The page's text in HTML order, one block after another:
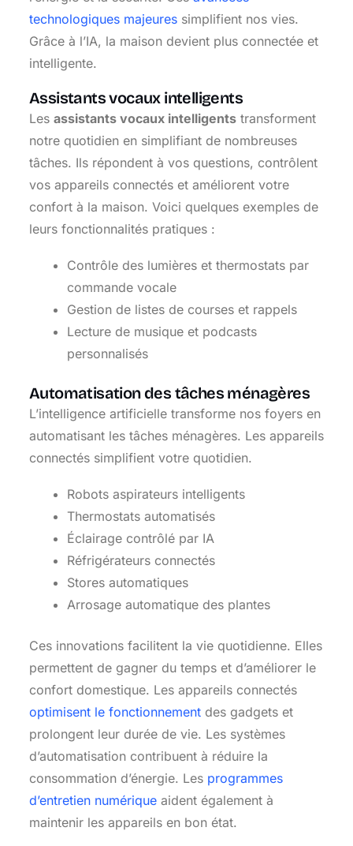
technologiques majeures simplifient nos vies.
Grâce à l’IA, la maison devient plus connectée et
intelligente.
Assistants vocaux intelligents
Les assistants vocaux intelligents transforment
notre quotidien en simplifiant de nombreuses
tâches. Ils répondent à vos questions, contrôlent
vos appareils connectés et améliorent votre
confort à la maison. Voici quelques exemples de
leurs fonctionnalités pratiques :
Contrôle des lumières et thermostats par
commande vocale
Gestion de listes de courses et rappels
Lecture de musique et podcasts
personnalisés
Automatisation des tâches ménagères
L’intelligence artificielle transforme nos foyers en
automatisant les tâches ménagères. Les appareils
connectés simplifient votre quotidien.
Robots aspirateurs intelligents
Thermostats automatisés
Éclairage contrôlé par IA
Réfrigérateurs connectés
Stores automatiques
Arrosage automatique des plantes
Ces innovations facilitent la vie quotidienne. Elles
permettent de gagner du temps et d’améliorer le
confort domestique. Les appareils connectés
optimisent le fonctionnement des gadgets et
prolongent leur durée de vie. Les systèmes
d’automatisation contribuent à réduire la
consommation d’énergie. Les programmes
d’entretien numérique aident également à
maintenir les appareils en bon état.